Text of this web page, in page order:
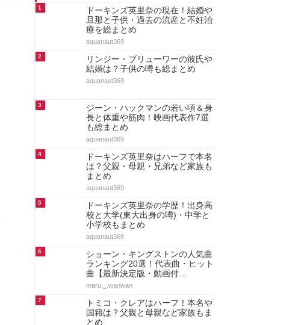
人気のあるまとめランキング
ドーキンズ英里奈の現在！結婚や
旦那と子供・過去の流産と不妊治
aquanaut369
リンジー・ブリューワーの彼氏や
結婚は？子供の噂も総まとめ
ジーン・ハックマンの若い頃＆身
長と体重や筋肉！映画代表作7選
aquanaut369